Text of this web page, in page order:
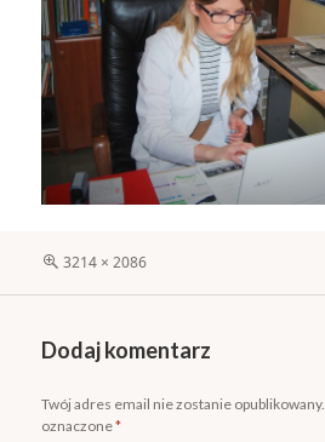
Pełny
3214 × 2086
Dodaj komentarz
Twój adres email nie zostanie opublikowany.
oznaczone*